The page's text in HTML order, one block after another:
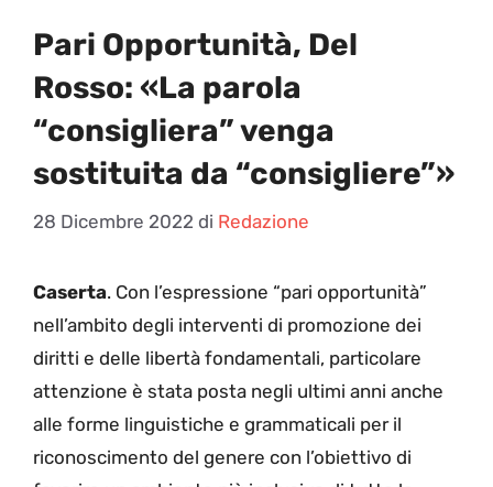
Pari Opportunità, Del
Rosso: «La parola
“consigliera” venga
sostituita da “consigliere”»
28 Dicembre 2022 di Redazione
Caserta. Con l’espressione “pari opportunità”
nell’ambito degli interventi di promozione dei
diritti e delle libertà fondamentali, particolare
attenzione è stata posta negli ultimi anni anche
alle forme linguistiche e grammaticali per il
riconoscimento del genere con l’obiettivo di